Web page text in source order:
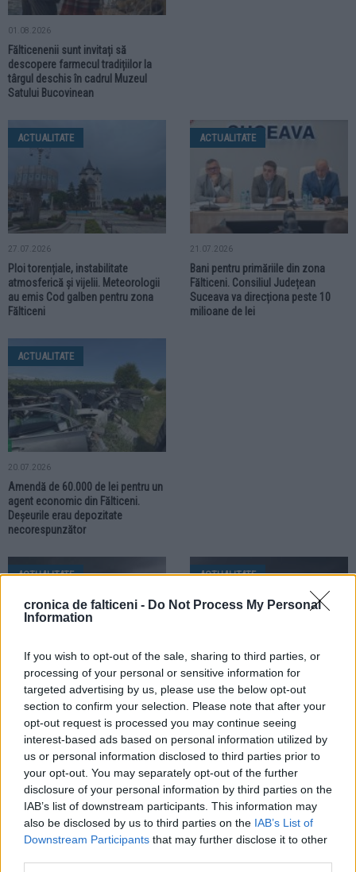
cronica de falticeni - Do Not Process My Personal
Information
If you wish to opt-out of the sale, sharing to third parties, or
processing of your personal or sensitive information for
targeted advertising by us, please use the below opt-out
section to confirm your selection. Please note that after your
opt-out request is processed you may continue seeing
interest-based ads based on personal information utilized by
us or personal information disclosed to third parties prior to
your opt-out. You may separately opt-out of the further
disclosure of your personal information by third parties on the
IAB’s list of downstream participants. This information may
also be disclosed by us to third parties on the IAB’s List of
Downstream Participants that may further disclose it to other
01.08.2026
Fălticenenii sunt invitați să
descopere farmecul tradițiilor la
târgul deschis în cadrul Muzeul
Satului Bucovinean
ACTUALITATE
27.07.2026
Ploi torențiale, instabilitate
atmosferică și vijelii. Meteorologii
au emis Cod galben pentru zona
Fălticeni
ACTUALITATE
21.07.2026
Bani pentru primăriile din zona
Fălticeni. Consiliul Județean
Suceava va direcționa peste 10
milioane de lei
ACTUALITATE
20.07.2026
Amendă de 60.000 de lei pentru un
agent economic din Fălticeni.
Deșeurile erau depozitate
necorespunzător
ACTUALITATE
20.07.2026
Meteorologii au emis un nou Cod
portocaliu pentru zona Fălticeni.
Sunt anunțate furtuni și ploi
ACTUALITATE
19.07.2026
Meteorologii au emis Cod
portocaliu pentru zona Fălticeni.
Ploile torențiale vor fi însoțite de
ACTUALITATE